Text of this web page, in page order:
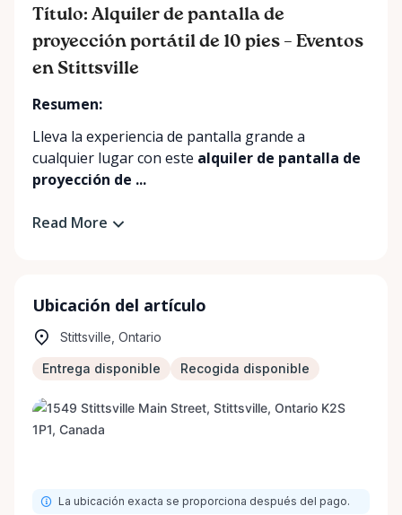
Título: Alquiler de pantalla de
proyección portátil de 10 pies – Eventos
en Stittsville
Resumen:
Lleva la experiencia de pantalla grande a
cualquier lugar con este alquiler de pantalla de
proyección de ...
Read More
Ubicación del artículo
Stittsville, Ontario
Entrega disponible Recogida disponible
La ubicación exacta se proporciona después del pago.